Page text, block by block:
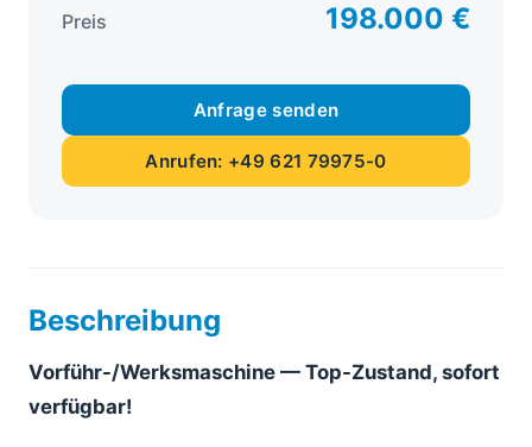
Preis 198.000 €
Anfrage senden
Anrufen: +49 621 79975-0
Beschreibung
Vorführ-/Werksmaschine — Top-Zustand, sofort
verfügbar!